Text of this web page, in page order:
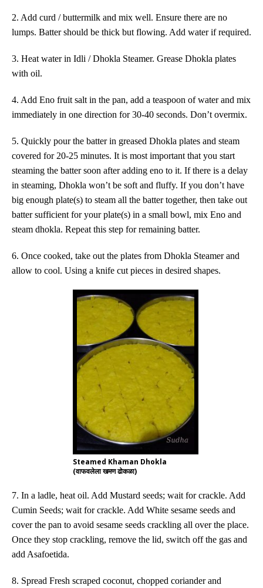
2. Add curd / buttermilk and mix well. Ensure there are no
lumps. Batter should be thick but flowing. Add water if required.
3. Heat water in Idli / Dhokla Steamer. Grease Dhokla plates
with oil.
4. Add Eno fruit salt in the pan, add a teaspoon of water and mix
immediately in one direction for 30-40 seconds. Don’t overmix.
5. Quickly pour the batter in greased Dhokla plates and steam
covered for 20-25 minutes. It is most important that you start
steaming the batter soon after adding eno to it. If there is a delay
in steaming, Dhokla won’t be soft and fluffy. If you don’t have
big enough plate(s) to steam all the batter together, then take out
batter sufficient for your plate(s) in a small bowl, mix Eno and
steam dhokla. Repeat this step for remaining batter.
6. Once cooked, take out the plates from Dhokla Steamer and
allow to cool. Using a knife cut pieces in desired shapes.
Steamed Khaman Dhokla
(वाफवलेला खमण ढोकळा)
7. In a ladle, heat oil. Add Mustard seeds; wait for crackle. Add
Cumin Seeds; wait for crackle. Add White sesame seeds and
cover the pan to avoid sesame seeds crackling all over the place.
Once they stop crackling, remove the lid, switch off the gas and
add Asafoetida.
8. Spread Fresh scraped coconut, chopped coriander and